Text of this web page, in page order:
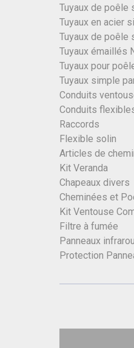
Tuyaux de poêle
Tuyaux en acier
Tuyaux de poêle
Tuyaux émaillés
Tuyaux pour
Tuyaux simple
Conduits
Conduits
Raccords
Flexible solin
Articles de
Kit Veranda
Chapeaux divers
Cheminées et
Kit Ventouse
Filtre à fumée
Panneaux
Protection